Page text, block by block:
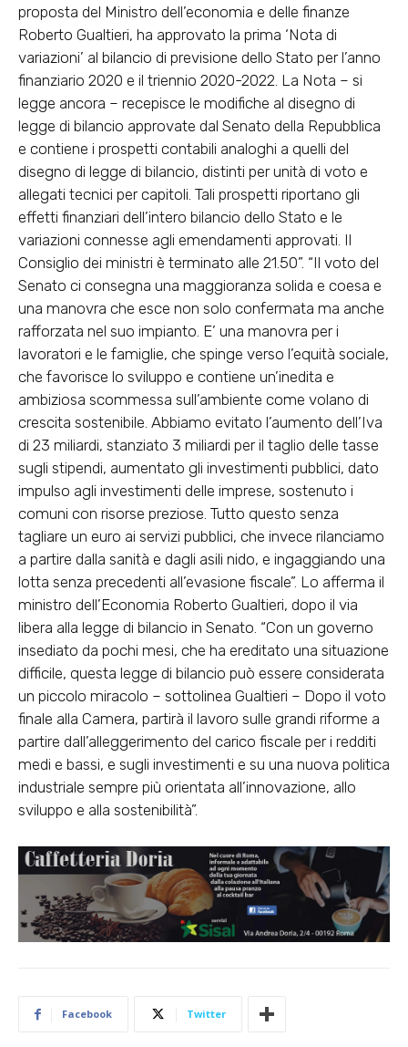
proposta del Ministro dell’economia e delle finanze
Roberto Gualtieri, ha approvato la prima ‘Nota di
variazioni’ al bilancio di previsione dello Stato per l’anno
finanziario 2020 e il triennio 2020-2022. La Nota – si
legge ancora – recepisce le modifiche al disegno di
legge di bilancio approvate dal Senato della Repubblica
e contiene i prospetti contabili analoghi a quelli del
disegno di legge di bilancio, distinti per unità di voto e
allegati tecnici per capitoli. Tali prospetti riportano gli
effetti finanziari dell’intero bilancio dello Stato e le
variazioni connesse agli emendamenti approvati. Il
Consiglio dei ministri è terminato alle 21.50”. “Il voto del
Senato ci consegna una maggioranza solida e coesa e
una manovra che esce non solo confermata ma anche
rafforzata nel suo impianto. E’ una manovra per i
lavoratori e le famiglie, che spinge verso l’equità sociale,
che favorisce lo sviluppo e contiene un’inedita e
ambiziosa scommessa sull’ambiente come volano di
crescita sostenibile. Abbiamo evitato l’aumento dell’Iva
di 23 miliardi, stanziato 3 miliardi per il taglio delle tasse
sugli stipendi, aumentato gli investimenti pubblici, dato
impulso agli investimenti delle imprese, sostenuto i
comuni con risorse preziose. Tutto questo senza
tagliare un euro ai servizi pubblici, che invece rilanciamo
a partire dalla sanità e dagli asili nido, e ingaggiando una
lotta senza precedenti all’evasione fiscale”. Lo afferma il
ministro dell’Economia Roberto Gualtieri, dopo il via
libera alla legge di bilancio in Senato. “Con un governo
insediato da pochi mesi, che ha ereditato una situazione
difficile, questa legge di bilancio può essere considerata
un piccolo miracolo – sottolinea Gualtieri – Dopo il voto
finale alla Camera, partirà il lavoro sulle grandi riforme a
partire dall’alleggerimento del carico fiscale per i redditi
medi e bassi, e sugli investimenti e su una nuova politica
industriale sempre più orientata all’innovazione, allo
sviluppo e alla sostenibilità”.
Facebook Twitter